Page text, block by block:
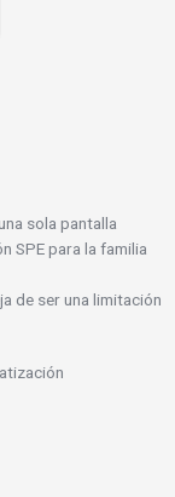
sola pantalla
SPE para la familia
de ser una limitación